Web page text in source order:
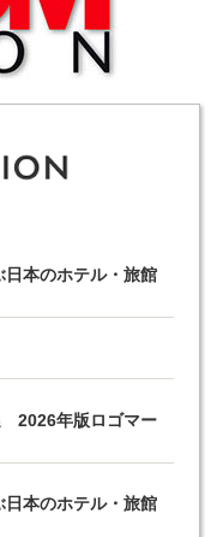
日本のホテル・旅館
2026年版ロゴマー
日本のホテル・旅館